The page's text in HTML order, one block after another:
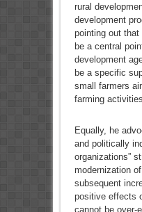
rural
development
pointing out
be a central
development
be a specific
small farmers
farming
Equally, he
and politically
organizations”
modernization
subsequent
positive effects
cannot be over-